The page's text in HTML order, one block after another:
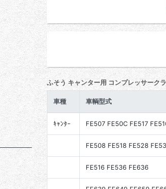
ふそう キャンター用 コンプレッサーク
車種 車輌型式
ｷｬﾝﾀｰ FE507 FE50C FE517
FE508 FE518 FE528
FE516 FE536 FE636